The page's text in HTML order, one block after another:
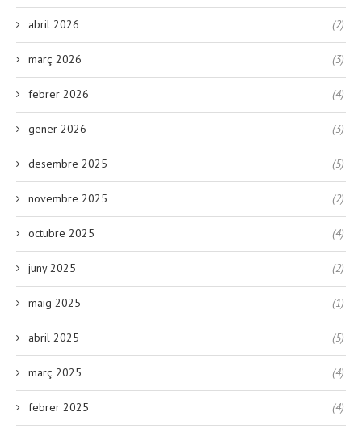
abril 2026 (2)
març 2026 (3)
febrer 2026 (4)
gener 2026 (3)
desembre 2025 (5)
novembre 2025 (2)
octubre 2025 (4)
juny 2025 (2)
maig 2025 (1)
abril 2025 (5)
març 2025 (4)
febrer 2025 (4)